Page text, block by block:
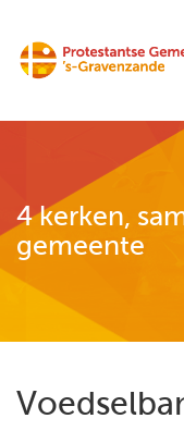
4 kerken,
gemeente